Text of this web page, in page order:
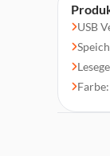
USB